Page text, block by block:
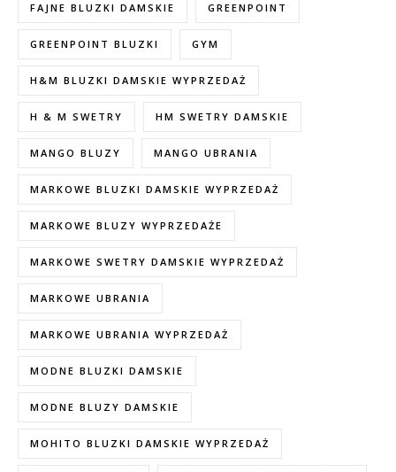
FAJNE BLUZKI DAMSKIE GREENPOINT
GREENPOINT BLUZKI GYM
H&M BLUZKI DAMSKIE WYPRZEDAŻ
H & M SWETRY HM SWETRY DAMSKIE
MANGO BLUZY MANGO UBRANIA
MARKOWE BLUZKI DAMSKIE WYPRZEDAŻ
MARKOWE BLUZY WYPRZEDAŻE
MARKOWE SWETRY DAMSKIE WYPRZEDAŻ
MARKOWE UBRANIA
MARKOWE UBRANIA WYPRZEDAŻ
MODNE BLUZKI DAMSKIE
MODNE BLUZY DAMSKIE
MOHITO BLUZKI DAMSKIE WYPRZEDAŻ